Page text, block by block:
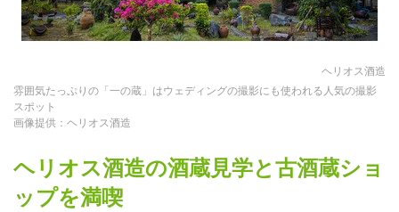
ヘリオス酒造
雰囲気たっぷりの「一の蔵」はウェディングの撮影にも使われる人気の撮影
スポット
画像提供：ヘリオス酒造
ヘリオス酒造の酒蔵見学と古酒蔵ショ
ップを満喫